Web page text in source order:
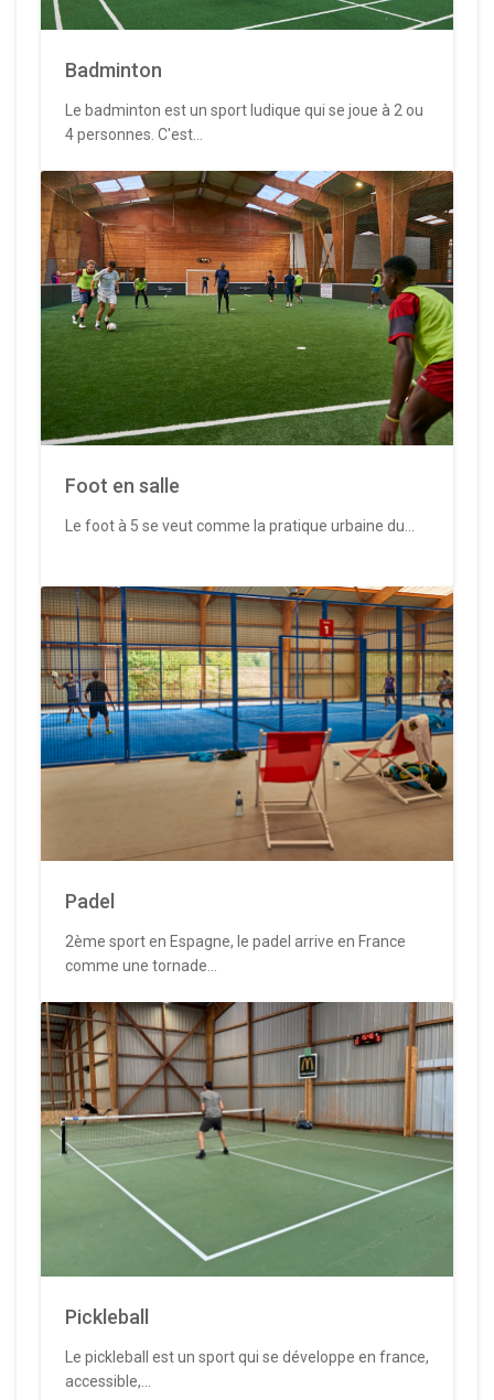
Badminton
Le badminton est un sport ludique qui se joue à 2 ou
4 personnes. C'est...
Foot en salle
Le foot à 5 se veut comme la pratique urbaine du...
Padel
2ème sport en Espagne, le padel arrive en France
comme une tornade...
Pickleball
Le pickleball est un sport qui se développe en france,
accessible,...